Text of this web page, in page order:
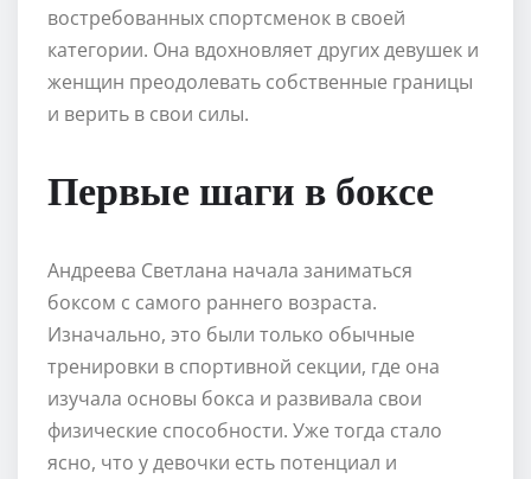
востребованных спортсменок в своей
категории. Она вдохновляет других девушек и
женщин преодолевать собственные границы
и верить в свои силы.
Первые шаги в боксе
Андреева Светлана начала заниматься
боксом с самого раннего возраста.
Изначально, это были только обычные
тренировки в спортивной секции, где она
изучала основы бокса и развивала свои
физические способности. Уже тогда стало
ясно, что у девочки есть потенциал и